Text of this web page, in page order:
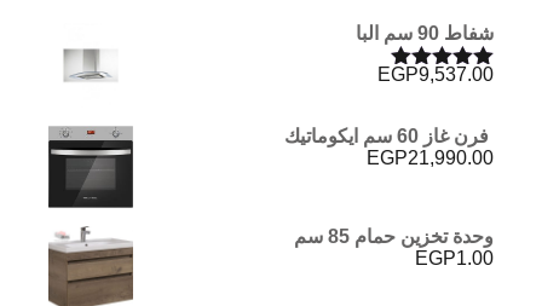
شفاط 90 سم البا
تم التقييمEGP9,537.00
فرن غاز 60 سم ايكوماتيك
EGP21,990.00
وحدة تخزين حمام 85 سم
EGP1.00